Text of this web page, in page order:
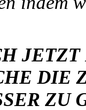
JETZT
DIE
ZU